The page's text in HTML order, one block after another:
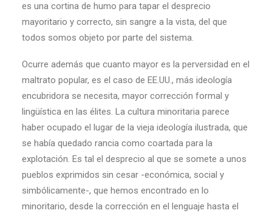
es una cortina de humo para tapar el desprecio
mayoritario y correcto, sin sangre a la vista, del que
todos somos objeto por parte del sistema.
Ocurre además que cuanto mayor es la perversidad en el
maltrato popular, es el caso de EE.UU., más ideología
encubridora se necesita, mayor corrección formal y
lingüística en las élites. La cultura minoritaria parece
haber ocupado el lugar de la vieja ideología ilustrada, que
se había quedado rancia como coartada para la
explotación. Es tal el desprecio al que se somete a unos
pueblos exprimidos sin cesar -económica, social y
simbólicamente-, que hemos encontrado en lo
minoritario, desde la corrección en el lenguaje hasta el